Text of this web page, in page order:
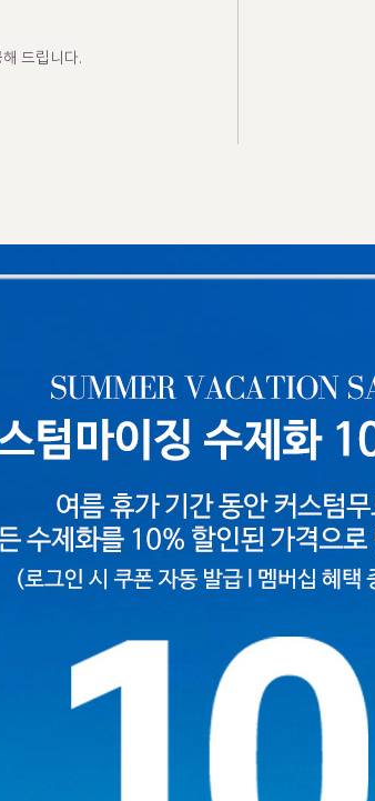
드립니다.